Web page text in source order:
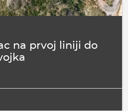
na prvoj liniji do